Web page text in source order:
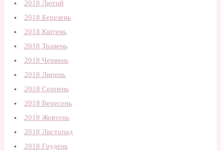
2018 Лютий
2018 Березень
2018 Квітень
2018 Травень
2018 Червень
2018 Липень
2018 Серпень
2018 Вересень
2018 Жовтень
2018 Листопад
2018 Грудень